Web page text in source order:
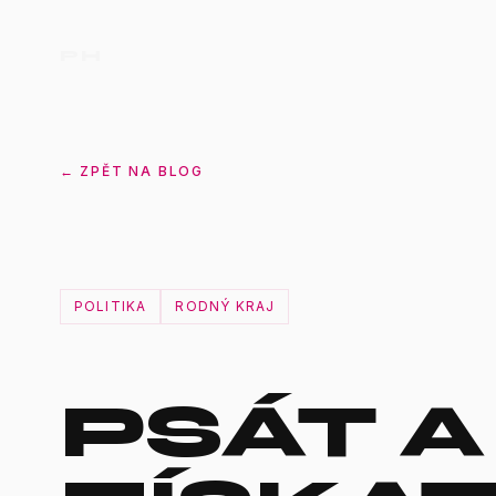
← ZPĚT NA BLOG
POLITIKA RODNÝ KRAJ
PSÁT A